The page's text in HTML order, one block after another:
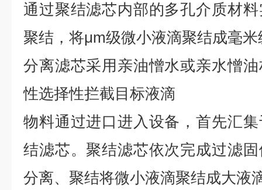
通过聚结滤芯内部的多孔介质材
聚结，将μm级微小液滴聚结成毫
分离滤芯采用亲油憎水或亲水憎
性选择性拦截目标液滴
物料通过进口进入设备，首先汇
结滤芯。聚结滤芯依次完成过滤
分离、聚结将微小液滴聚结成大液